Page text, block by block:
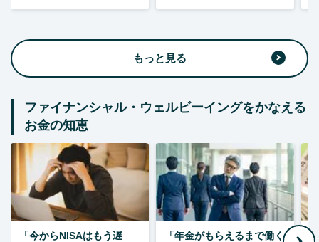
もっと見る
ファイナンシャル・ウェルビーイングをかなえる
お金の知恵
「今からNISAはもう遅
「年金がもらえるまで働く